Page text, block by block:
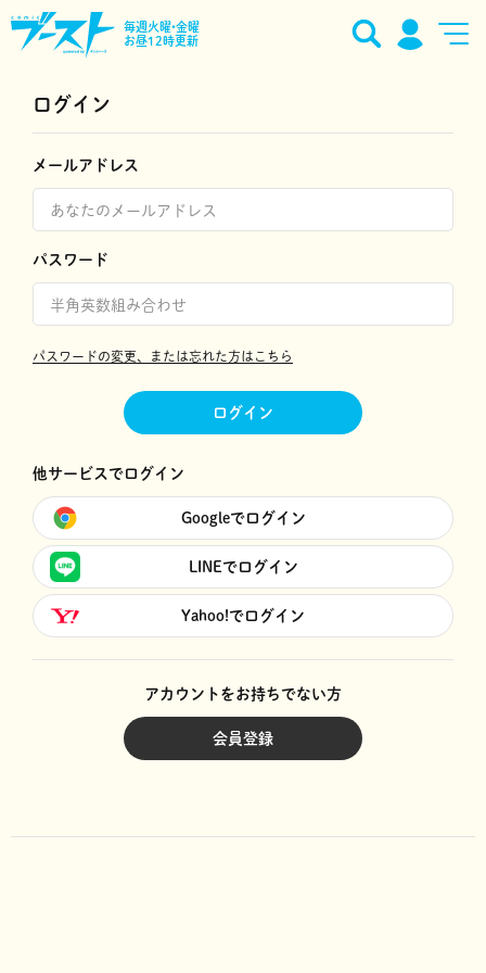
毎週火曜•金曜
お昼12時更新
ログイン
メールアドレス
パスワード
パスワードの変更、または忘れた方はこちら
ログイン
他サービスでログイン
Googleでログイン
LINEでログイン
Yahoo!でログイン
アカウントをお持ちでない方
会員登録